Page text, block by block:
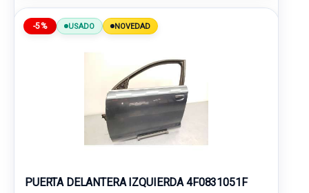
-5% USADO NOVEDAD
PUERTA DELANTERA IZQUIERDA 4F0831051F